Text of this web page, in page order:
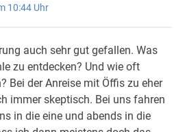
10:44 Uhr
auch sehr gut gefallen. Was
zu entdecken? Und wie oft
Bei der Anreise mit Öffis zu eher
immer skeptisch. Bei uns fahren
in die eine und abends in die